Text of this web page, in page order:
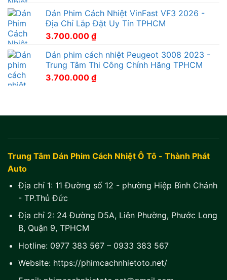
Dán Phim Cách Nhiệt VinFast VF3 2026 -
Địa Chỉ Lắp Đặt Uy Tín TPHCM
3.700.000 ₫
Dán phim cách nhiệt Peugeot 3008 2023 -
Trung Tâm Thi Công Chính Hãng TPHCM
3.700.000 ₫
Trung Tâm Dán Phim Cách Nhiệt Ô Tô - Thành Phát
Auto
Địa chỉ 1: 11 Đường số 12 - phường Hiệp Bình Chánh
- TP.Thủ Đức
Địa chỉ 2: 24 Đường D5A, Liên Phường, Phước Long
B, Quận 9, TPHCM
Hotline: 0977 383 567– 0933 383 567
Website: https://phimcachnhietoto.net/